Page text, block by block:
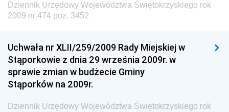
Gospodarki Przestrzennej
Dziennik Urzędowy Ministerstwa Przemysłu
Chemicznego i Lekkiego
Dziennik Urzędowy Ministerstwa Rolnictwa i
Dziennik Urzędowy Województwa Świętokrzyskiego rok
2009 nr 474 poz. 3452
Uchwała nr XLII/259/2009 Rady Miejskiej w
Stąporkowie z dnia 29 września 2009r. w
sprawie zmian w budżecie Gminy
Stąporków na 2009r.
Dziennik Urzędowy Województwa Świętokrzyskiego rok